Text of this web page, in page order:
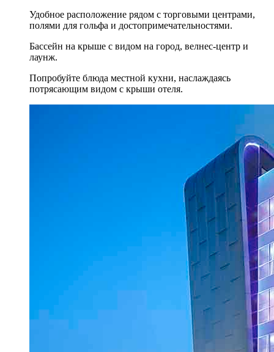
Удобное расположение рядом с торговыми центрами,
полями для гольфа и достопримечательностями.
Бассейн на крыше с видом на город, велнес-центр и
лаунж.
Попробуйте блюда местной кухни, наслаждаясь
потрясающим видом с крыши отеля.